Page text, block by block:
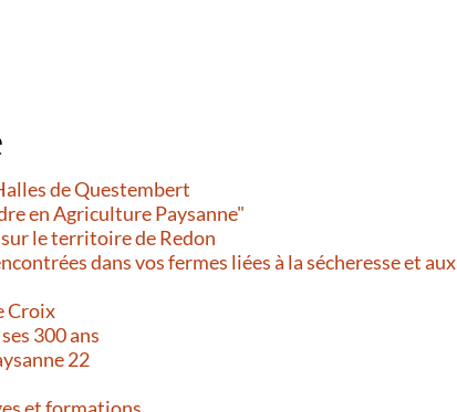
de Questembert
en Agriculture Paysanne"
le territoire de Redon
dans vos fermes liées à la sécheresse et aux
Croix
300 ans
22
et formations